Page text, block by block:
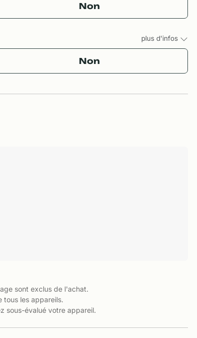
Non
plus d'infos
Non
sont exclus de l'achat.
tous les appareils.
sous-évalué votre appareil.